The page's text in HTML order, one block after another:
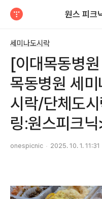
원스 피
세미나도시락
[이대목동병
목동병원 세
시락/단체도
링:원스피크
onespicnic 2025. 10. 1. 11:31